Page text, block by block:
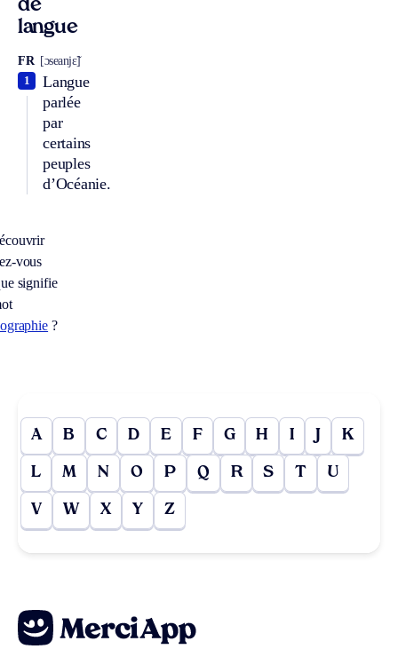
de
langue
FR [ɔseanjɛ̃]
Langue
parlée
par
certains
peuples
d’Océanie.
1
vous
signifie
?
A B C D E F G H I J K
L M N O P Q R S T U
V W X Y Z